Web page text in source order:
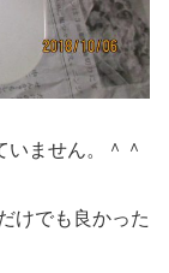
ません。＾＾
けでも良かった